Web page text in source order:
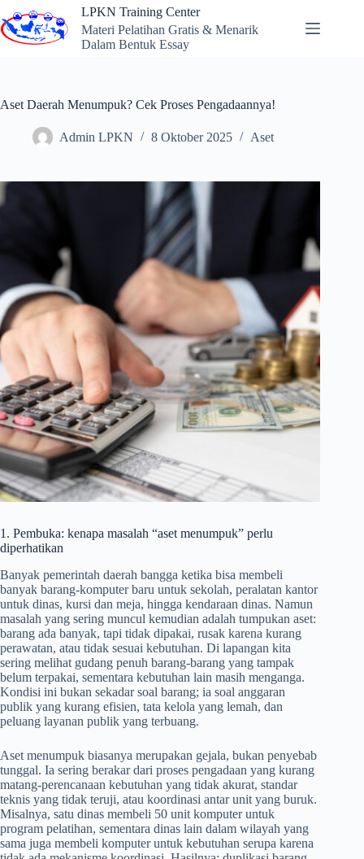
to
content
LPKN Training Center
Materi Pelatihan Gratis & Menarik
Dalam Bentuk Essay
Aset Daerah Menumpuk? Cek Proses Pengadaannya!
Admin LPKN 8 Oktober 2025 Aset
1. Pembuka: kenapa masalah “aset menumpuk” perlu
diperhatikan
Banyak pemerintah daerah bangga ketika bisa membeli
banyak barang-komputer baru untuk sekolah, peralatan kantor
untuk dinas, kursi dan meja, hingga kendaraan dinas. Namun
masalah yang sering muncul kemudian adalah tumpukan aset:
barang ada banyak, tapi tidak dipakai, rusak karena kurang
perawatan, atau tidak sesuai kebutuhan. Di lapangan kita
sering melihat gudang penuh barang-barang yang tampak
belum terpakai, sementara kebutuhan lain masih menganga.
Kondisi ini bukan sekadar soal barang; ia soal anggaran
publik yang kurang efisien, tata kelola yang lemah, dan
peluang layanan publik yang terbuang.
Aset menumpuk biasanya merupakan gejala, bukan penyebab
tunggal. Ia sering berakar dari proses pengadaan yang kurang
matang-perencanaan kebutuhan yang tidak akurat, standar
teknis yang tidak teruji, atau koordinasi antar unit yang buruk.
Misalnya, satu dinas membeli 50 unit komputer untuk
program pelatihan, sementara dinas lain dalam wilayah yang
sama juga membeli komputer untuk kebutuhan serupa karena